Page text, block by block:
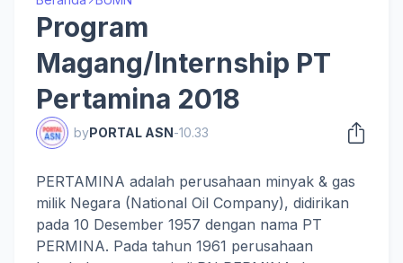
Program
Magang/Internship PT
Pertamina 2018
byPORTAL ASN-10.33
PERTAMINA adalah perusahaan minyak & gas
milik Negara (National Oil Company), didirikan
pada 10 Desember 1957 dengan nama PT
PERMINA. Pada tahun 1961 perusahaan